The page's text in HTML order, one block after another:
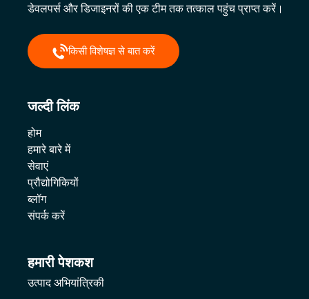
डेवलपर्स और डिजाइनरों की एक टीम तक तत्काल पहुंच प्राप्त करें।
किसी विशेषज्ञ से बात करें
जल्दी लिंक
होम
हमारे बारे में
सेवाएं
प्रौद्योगिकियों
ब्लॉग
संपर्क करें
हमारी पेशकश
उत्पाद अभियांत्रिकी